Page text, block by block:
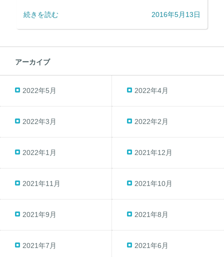
続きを読む 2016年5月13日
アーカイブ
2022年5月 2022年4月
2022年3月 2022年2月
2022年1月 2021年12月
2021年11月 2021年10月
2021年9月 2021年8月
2021年7月 2021年6月